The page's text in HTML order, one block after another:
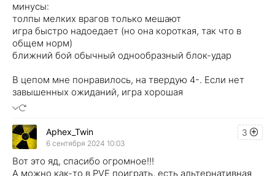
минусы:
толпы мелких врагов только мешают
игра быстро надоедает (но она короткая, так что в
общем норм)
ближний бой обычный однообразный блок-удар
В цепом мне понравилось, на твердую 4-. Если нет
завышенных ожиданий, игра хорошая
3
Aphex_Twin
6 сентября 2024 10:03
Вот это яд, спасибо огромное!!!
А можно как-то в PVE поиграть, есть альтернативная